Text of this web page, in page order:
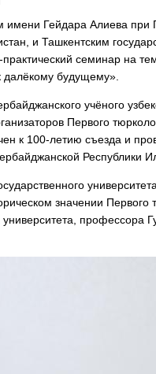
имени Гейдара Алиева при
и Ташкентским
практический семинар на
далёкому будущему».
учёного
Первого
к 100-летию съезда и
Республики
значении Первого
профессора